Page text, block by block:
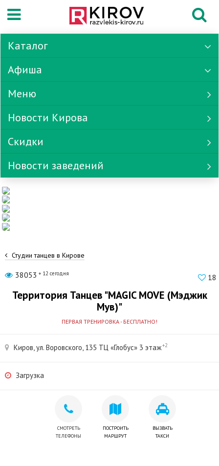
Каталог
Афиша
Меню
Новости Кирова
Скидки
Новости заведений
Студии танцев в Кирове
38053 + 12 сегодня 18
Территория Танцев "MAGIC MOVE (Мэджик
Мув)"
ПЕРВАЯ ТРЕНИРОВКА - БЕСПЛАТНО!
Киров, ул. Воровского, 135 ТЦ «Глобус» 3 этаж+2
Загрузка
СМОТРЕТЬ
ТЕЛЕФОНЫ
ПОСТРОИТЬ
МАРШРУТ
ВЫЗВАТЬ
ТАКСИ